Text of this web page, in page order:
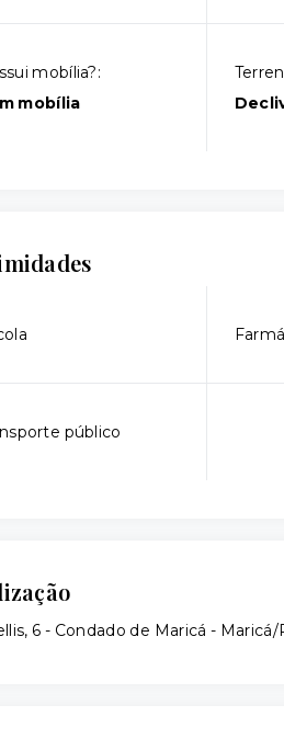
mobília?:
mobília
público
6 - Condado de Maricá -